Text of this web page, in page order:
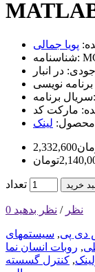
پویا جمالی
شناسنامه:
در انبار
سریال برنامه:
مارکت کد
محصول: لینک
تعداد خرید
0 نظر / نظر بدهید
دی پی, سیستمهای
, روبات انسان نما
, کنترل گسسته